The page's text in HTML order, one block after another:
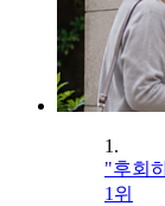
1.
"후회
1위